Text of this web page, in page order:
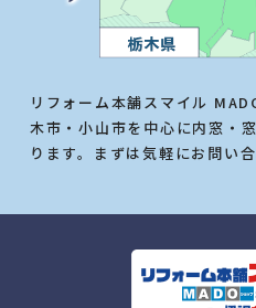
リフォーム本舗スマイル
木市・小山市を中心に内窓・
ります。まずは気軽にお問い